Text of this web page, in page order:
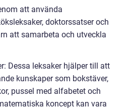
att använda
doktorssatser och
att samarbeta och utveckla
Dessa leksaker hjälper till att
kunskaper som bokstäver,
pussel med alfabetet och
koncept kan vara